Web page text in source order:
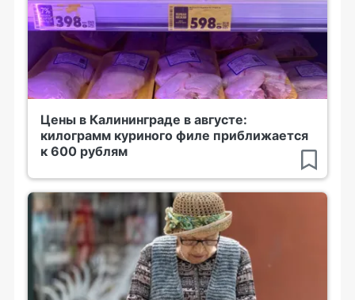
Цены в Калининграде в августе:
килограмм куриного филе приближается
к 600 рублям